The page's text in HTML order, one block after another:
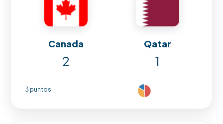
Canada Qatar
2 1
3 puntos